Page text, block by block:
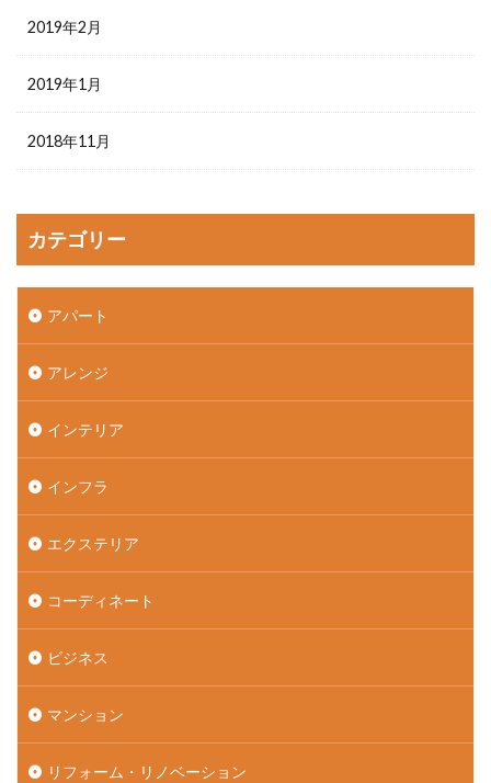
2019年2月
2019年1月
2018年11月
カテゴリー
アパート
アレンジ
インテリア
インフラ
エクステリア
コーディネート
ビジネス
マンション
リフォーム・リノベーション